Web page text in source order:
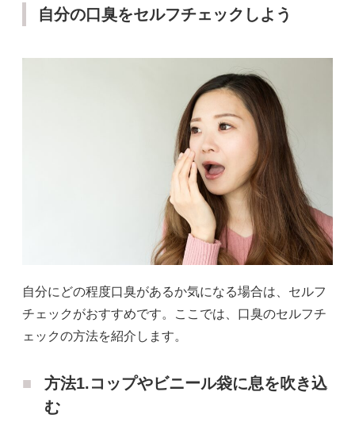
自分の口臭をセルフチェックしよう
自分にどの程度口臭があるか気になる場合は、セルフ
チェックがおすすめです。ここでは、口臭のセルフチ
ェックの方法を紹介します。
方法1.コップやビニール袋に息を吹き込
む